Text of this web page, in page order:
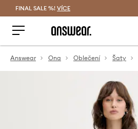
FINAL SALE %! VÍCE
Answear Ona Oblečení Šaty